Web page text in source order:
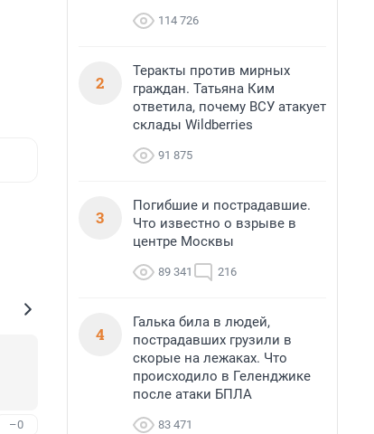
–0
114 726
2
Теракты против мирных
граждан. Татьяна Ким
ответила, почему ВСУ атакует
склады Wildberries
91 875
3
Погибшие и пострадавшие.
Что известно о взрыве в
центре Москвы
89 341 216
4
Галька била в людей,
пострадавших грузили в
скорые на лежаках. Что
происходило в Геленджике
после атаки БПЛА
83 471